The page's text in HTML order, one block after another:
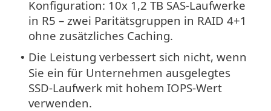
Konfiguration: 10x 1,2 TB SAS-Laufwerke
in R5 – zwei Paritätsgruppen in RAID 4+1
ohne zusätzliches Caching.
• Die Leistung verbessert sich nicht, wenn
Sie ein für Unternehmen ausgelegtes
SSD-Laufwerk mit hohem IOPS-Wert
verwenden.